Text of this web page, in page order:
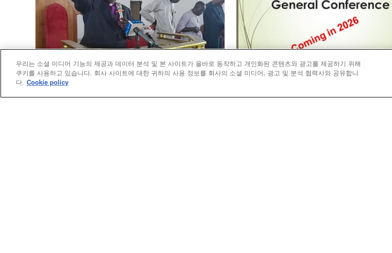
교단
나이지리아 감독, 연합감리교회를 떠나다 총감독회 특별총회 소집을 요청하다
우리는 소셜 미디어 기능의 제공과 데이터 분석 및 본 사이트가 올바로 동작하고 개인화된 콘텐츠와 광고를 제공하기 위해
쿠키를 사용하고 있습니다. 회사 사이트에 대한 귀하의 사용 정보를 회사의 소셜 미디어, 광고 및 분석 협력사와 공유합니
다. Cookie policy